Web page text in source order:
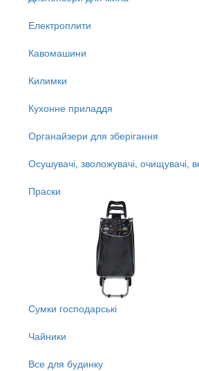
Електроплити
Кавомашини
Килимки
Кухонне приладдя
Органайзери для зберігання
Осушувачі, зволожувачі, очищувачі,
Праски
Сумки господарські
Чайники
Все для будинку